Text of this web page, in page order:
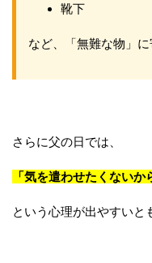
靴下
など、「無難な物」
さらに父の日では、
「気を遣わせたくないか
という心理が出やすいと